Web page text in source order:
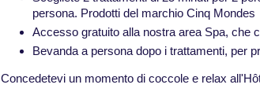
persona. Prodotti del marchio Cinq Mondes
Accesso gratuito alla nostra area Spa, che
Bevanda a persona dopo i trattamenti, per
Concedetevi un momento di coccole e relax